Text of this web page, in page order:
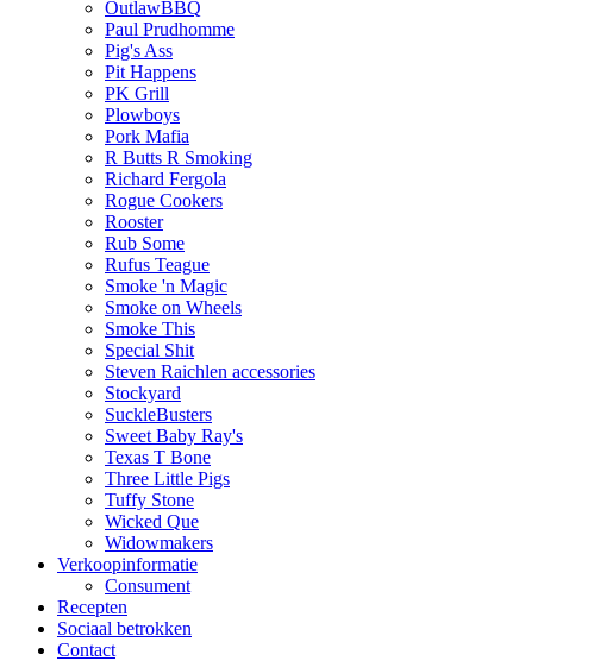
OutlawBBQ
Paul Prudhomme
Pig's Ass
Pit Happens
PK Grill
Plowboys
Pork Mafia
R Butts R Smoking
Richard Fergola
Rogue Cookers
Rooster
Rub Some
Rufus Teague
Smoke 'n Magic
Smoke on Wheels
Smoke This
Special Shit
Steven Raichlen accessories
Stockyard
SuckleBusters
Sweet Baby Ray's
Texas T Bone
Three Little Pigs
Tuffy Stone
Wicked Que
Widowmakers
Verkoopinformatie
Consument
Recepten
Sociaal betrokken
Contact